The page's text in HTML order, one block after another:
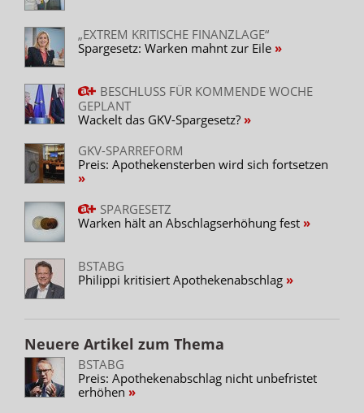
„EXTREM KRITISCHE FINANZLAGE“
Spargesetz: Warken mahnt zur Eile
BESCHLUSS FÜR KOMMENDE WOCHE
GEPLANT
Wackelt das GKV-Spargesetz?
GKV-SPARREFORM
Preis: Apothekensterben wird sich fortsetzen
SPARGESETZ
Warken hält an Abschlagserhöhung fest
BSTABG
Philippi kritisiert Apothekenabschlag
Neuere Artikel zum Thema
BSTABG
Preis: Apothekenabschlag nicht unbefristet
erhöhen